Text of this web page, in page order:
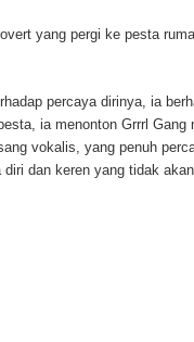
yang pergi ke pesta
percaya dirinya, ia
ia menonton Grrrl Gang
vokalis, yang penuh
dan keren yang tidak